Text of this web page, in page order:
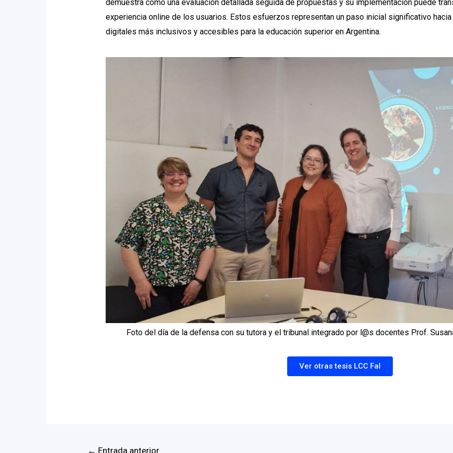
demuestra cómo una evaluación detallada seguida de propuestas y su implementación puede
experiencia online de los usuarios. Estos esfuerzos representan un paso inicial significativo
digitales más inclusivos y accesibles para la educación superior en Argentina.
Foto del día de la defensa con su tutora y el tribunal integrado por l@s docentes Prof.
Ver otras tesis LCC FaI
← Entrada anterior